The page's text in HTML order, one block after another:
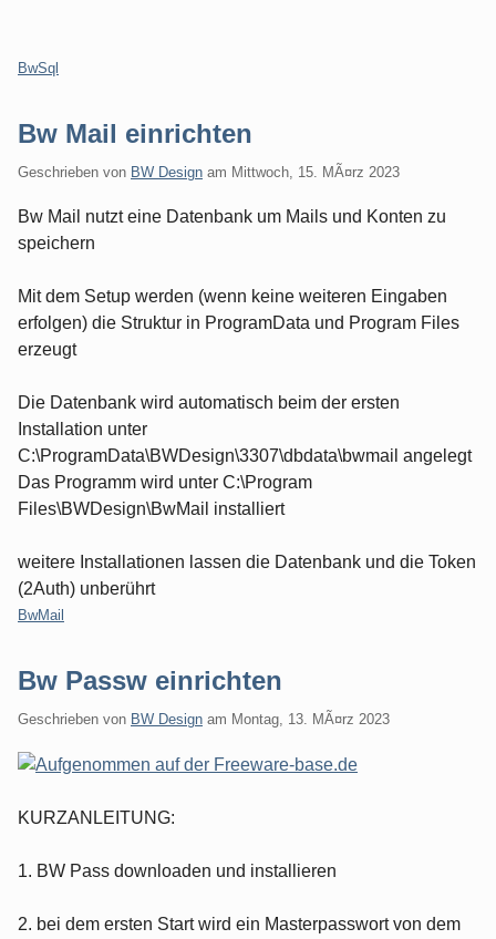
Kategorien:
BwSql
Bw Mail einrichten
Geschrieben von BW Design am Mittwoch, 15. MÃ¤rz 2023
Bw Mail nutzt eine Datenbank um Mails und Konten zu
speichern
Mit dem Setup werden (wenn keine weiteren Eingaben
erfolgen) die Struktur in ProgramData und Program Files
erzeugt
Die Datenbank wird automatisch beim der ersten
Installation unter
C:\ProgramData\BWDesign\3307\dbdata\bwmail angelegt
Das Programm wird unter C:\Program
Files\BWDesign\BwMail installiert
weitere Installationen lassen die Datenbank und die Token
(2Auth) unberührt
Kategorien:
BwMail
Bw Passw einrichten
Geschrieben von BW Design am Montag, 13. MÃ¤rz 2023
KURZANLEITUNG:
1. BW Pass downloaden und installieren
2. bei dem ersten Start wird ein Masterpasswort von dem